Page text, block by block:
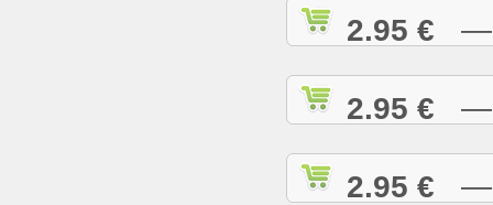
2.95 € —
2.95 € —
2.95 € —